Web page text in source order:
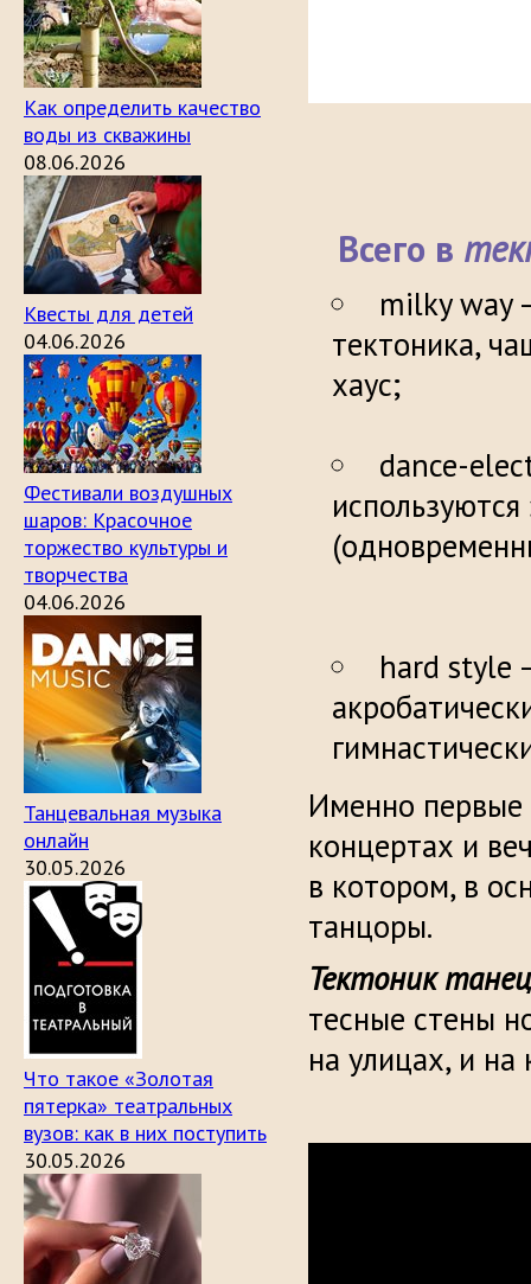
Как определить качество
воды из скважины
08.06.2026
Квесты для детей
04.06.2026
Фестивали воздушных
шаров: Красочное
торжество культуры и
творчества
04.06.2026
Танцевальная музыка
онлайн
30.05.2026
Что такое «Золотая
пятерка» театральных
вузов: как в них поступить
30.05.2026
Всего в
milky way
тектоника,
dance-
hard style
Именно первые
концертах и
в котором, в
танцоры.
Тектоник
тесные стены
на улицах, и